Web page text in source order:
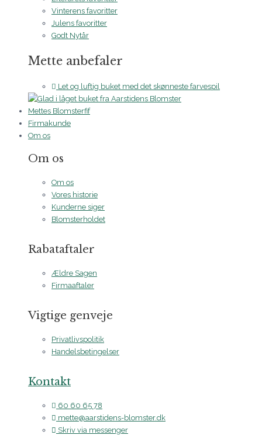
Vinterens favoritter
Julens favoritter
Godt Nytår
Mette anbefaler
Let og luftig buket med det skønneste farvespil
Mettes Blomsterfif
Firmakunde
Om os
Om os
Om os
Vores historie
Kunderne siger
Blomsterholdet
Rabataftaler
Ældre Sagen
Firmaaftaler
Vigtige genveje
Privatlivspolitik
Handelsbetingelser
Kontakt
60 60 65 78
mette@aarstidens-blomster.dk
Skriv via messenger